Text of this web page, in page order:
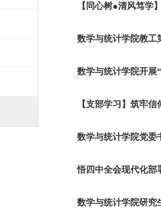
【同心树●清风笃
数学与统计学院教工
数学与统计学院开展
【支部学习】筑牢
数学与统计学院党委
悟四中全会现代化部
数学与统计学院研究